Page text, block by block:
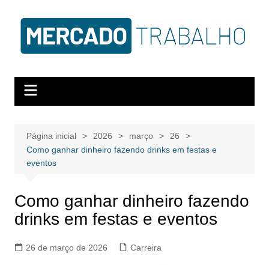
Página inicial 2026 março
26
Como ganhar dinheiro fazendo drinks em festas e
eventos
Como ganhar dinheiro fazendo
drinks em festas e eventos
26 de março de 2026 Carreira